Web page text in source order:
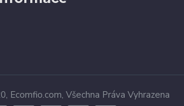
Ecomfio.com, Všechna Práva Vyhrazena